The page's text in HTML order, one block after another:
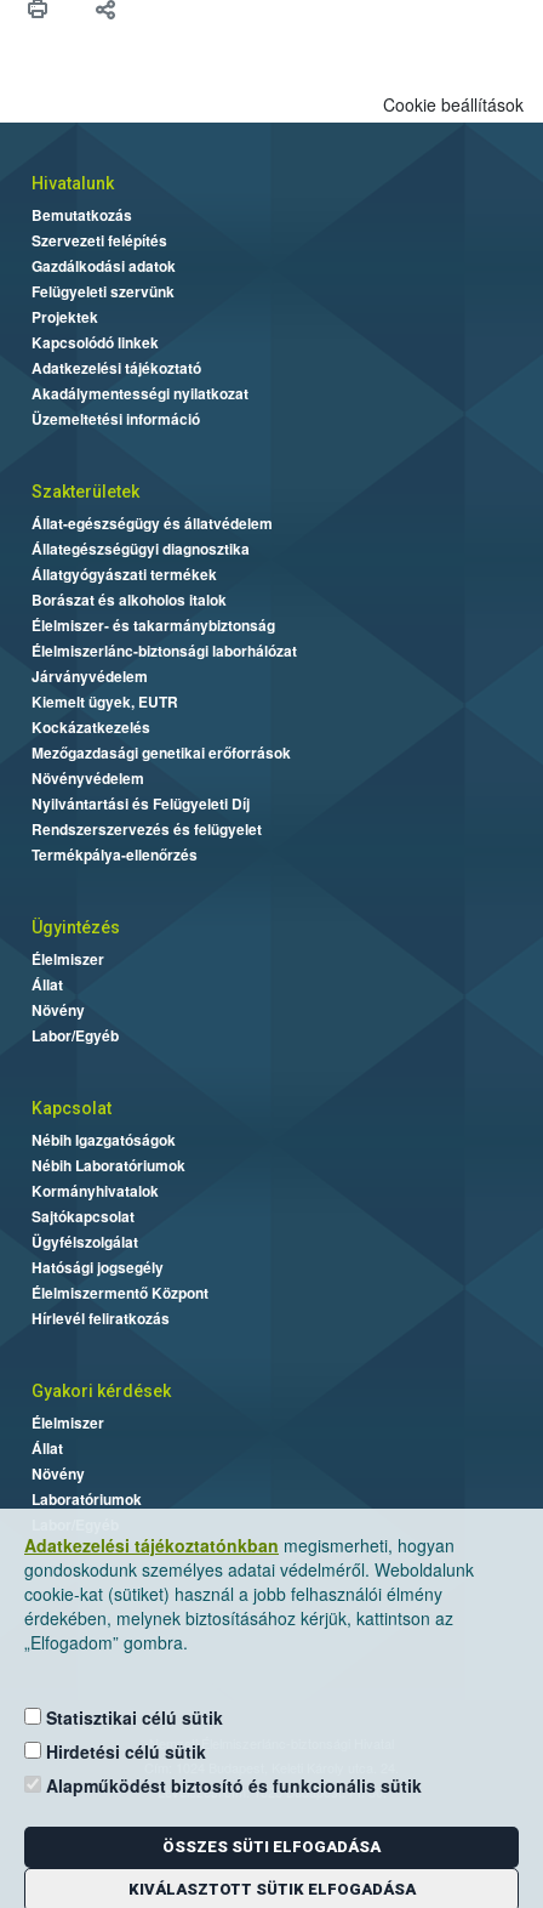
felhasználók számára is elérhető és ökológiai termesztésben is
Adatkezelési tájékoztatónkban megismerheti, hogyan
gondoskodunk személyes adatai védelméről. Weboldalunk
cookie-kat (sütiket) használ a jobb felhasználói élmény
érdekében, melynek biztosításához kérjük, kattintson az
„Elfogadom” gombra.
Statisztikai célú sütik
Hirdetési célú sütik
Alapműködést biztosító és funkcionális sütik
ÖSSZES SÜTI ELFOGADÁSA
KIVÁLASZTOTT SÜTIK ELFOGADÁSA
Cookie beállítások
Hivatalunk
Bemutatkozás
Szervezeti felépítés
Gazdálkodási adatok
Felügyeleti szervünk
Projektek
Kapcsolódó linkek
Adatkezelési tájékoztató
Akadálymentességi nyilatkozat
Üzemeltetési információ
Szakterületek
Állat-egészségügy és állatvédelem
Állategészségügyi diagnosztika
Állatgyógyászati termékek
Borászat és alkoholos italok
Élelmiszer- és takarmánybiztonság
Élelmiszerlánc-biztonsági laborhálózat
Járványvédelem
Kiemelt ügyek, EUTR
Kockázatkezelés
Mezőgazdasági genetikai erőforrások
Növényvédelem
Nyilvántartási és Felügyeleti Díj
Rendszerszervezés és felügyelet
Termékpálya-ellenőrzés
Ügyintézés
Élelmiszer
Állat
Növény
Labor/Egyéb
Kapcsolat
Nébih Igazgatóságok
Nébih Laboratóriumok
Kormányhivatalok
Sajtókapcsolat
Ügyfélszolgálat
Hatósági jogsegély
Élelmiszermentő Központ
Hírlevél feliratkozás
Gyakori kérdések
Élelmiszer
Állat
Növény
Laboratóriumok
Nemzeti Élelmiszerlánc-biztonsági Hivatal
Levelezési cím: 1525 Budapest. Pf. 30.
E-mail:ugyfelszolgalat@nebih.gov.hu
Zöld szám: 06-80/263-244